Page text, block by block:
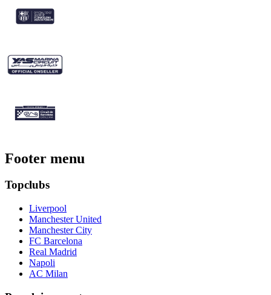
Footer menu
Topclubs
Liverpool
Manchester United
Manchester City
FC Barcelona
Real Madrid
Napoli
AC Milan